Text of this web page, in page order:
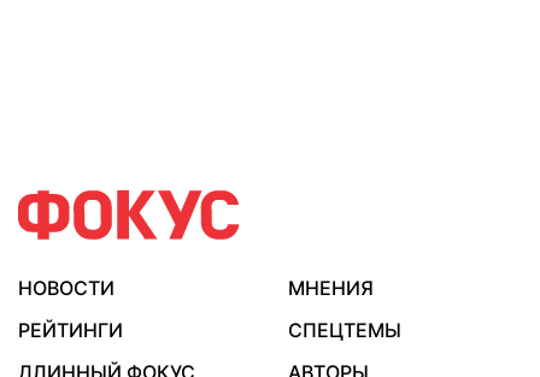
НОВОСТИ
МНЕНИЯ
РЕЙТИНГИ
СПЕЦТЕМЫ
ДЛИННЫЙ ФОКУС
АВТОРЫ